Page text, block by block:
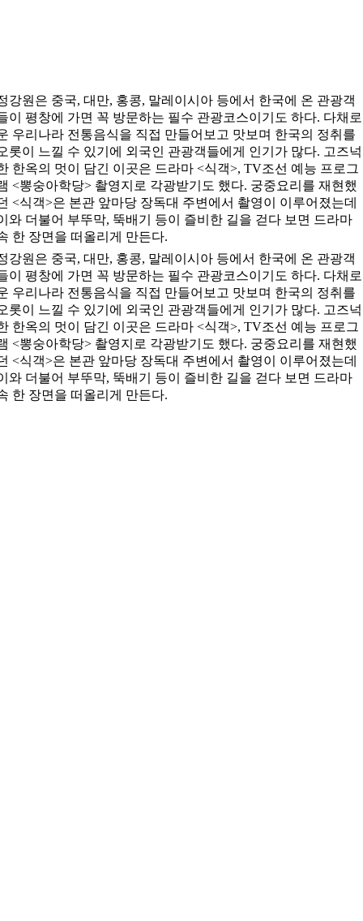
강원은 중국, 대만, 홍콩, 말레이시아 등에서 한국에 온 관광객
이 평창에 가면 꼭 방문하는 필수 관광코스이기도 하다. 다채로
우리나라 전통음식을 직접 만들어보고 맛보며 한국의 정취를
롯이 느낄 수 있기에 외국인 관광객들에게 인기가 많다. 고즈넉
한옥의 멋이 담긴 이곳은 드라마 <식객>, TV조선 예능 프로그
<뽕숭아학당> 촬영지로 각광받기도 했다. 궁중요리를 재현했
<식객>은 본관 앞마당 장독대 주변에서 촬영이 이루어졌는데
와 더불어 부뚜막, 뚝배기 등이 즐비한 길을 걷다 보면 드라마
한 장면을 떠올리게 만든다.
강원은 중국, 대만, 홍콩, 말레이시아 등에서 한국에 온 관광객
이 평창에 가면 꼭 방문하는 필수 관광코스이기도 하다. 다채로
우리나라 전통음식을 직접 만들어보고 맛보며 한국의 정취를
롯이 느낄 수 있기에 외국인 관광객들에게 인기가 많다. 고즈넉
한옥의 멋이 담긴 이곳은 드라마 <식객>, TV조선 예능 프로그
<뽕숭아학당> 촬영지로 각광받기도 했다. 궁중요리를 재현했
<식객>은 본관 앞마당 장독대 주변에서 촬영이 이루어졌는데
와 더불어 부뚜막, 뚝배기 등이 즐비한 길을 걷다 보면 드라마
한 장면을 떠올리게 만든다.